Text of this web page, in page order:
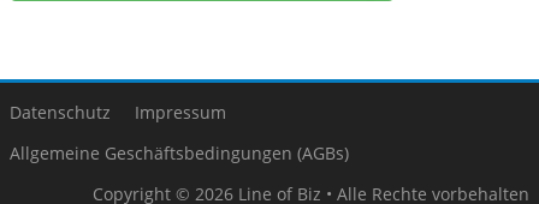
Datenschutz
Impressum
Allgemeine Geschäftsbedingungen (AGBs)
Copyright © 2026 Line of Biz • Alle Rechte vorbehalten